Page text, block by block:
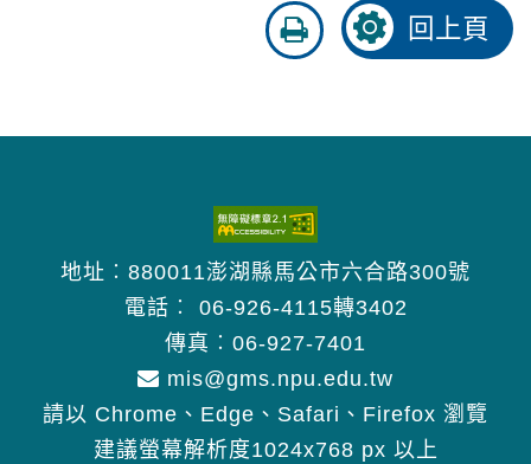
友
善
回上頁
地址︰880011澎湖縣馬公市六合路300號
電話︰ 06-926-4115轉3402
傳真︰06-927-7401
mis@gms.npu.edu.tw
請以 Chrome、Edge、Safari、Firefox 瀏覽
建議螢幕解析度1024x768 px 以上